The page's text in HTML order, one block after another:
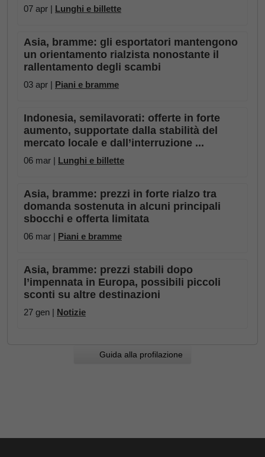
07 apr | Lunghi e billette
Asia, bramme: gli esportatori mantengono
un orientamento rialzista nonostante il
rallentamento degli scambi
03 apr | Piani e bramme
Indonesia, semilavorati: offerte in forte
aumento, supportate dalla stabilità del
mercato locale e dall’interruzione ...
06 mar | Lunghi e billette
Asia, bramme: prezzi in forte rialzo tra
domanda sostenuta in alcuni principali
sbocchi e offerta limitata
06 mar | Piani e bramme
Asia, bramme: prezzi stabili dopo
l’impennata in Europa, possibili piccoli
sconti su altre destinazioni
27 gen | Notizie
Guida alla profilazione